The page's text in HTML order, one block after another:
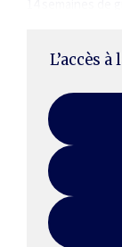
L’accès